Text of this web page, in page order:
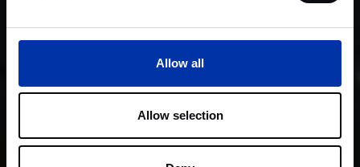
Allow all
Allow selection